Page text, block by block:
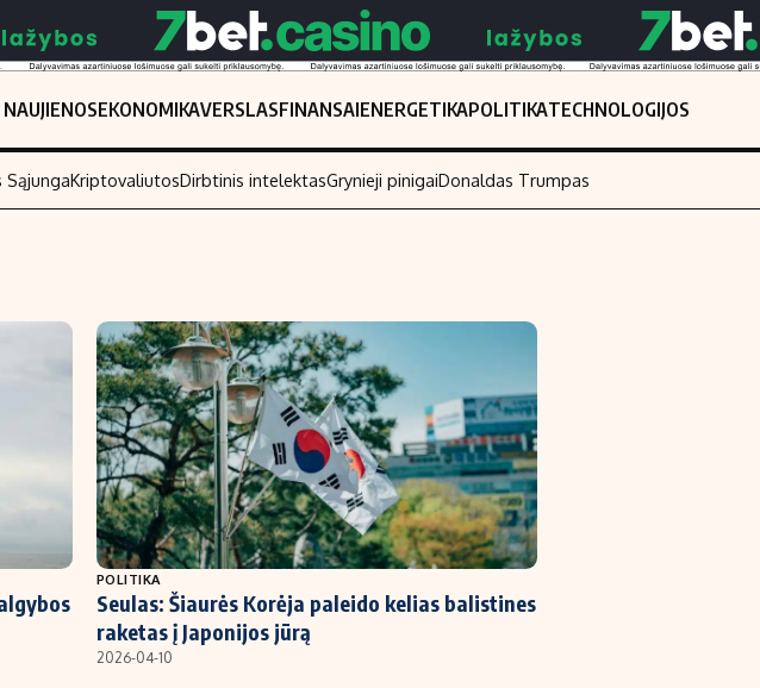
NAUJIENOSEKONOMIKAVERSLASFINANSAIENERGETIKAPOLITIKATECHNOLOGIJOS
Investavimas
Akcijų rinka
Saulės elektrinės
Kriptovaliutos
Infliacija
Migracija
Nedarbo išmokos skaičiuoklė
Indėlių skaičiuoklė
Būsto finansai
Įdomios naujienos
SąjungaKriptovaliutosDirbtinis intelektasGrynieji pinigaiDonaldas Trumpas
POLITIKA
Seulas: Šiaurės Korėja paleido kelias balistines
raketas į Japonijos jūrą
2026-04-10